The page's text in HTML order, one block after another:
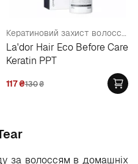
Кератиновий захист волосся під час фарбування
La'dor Hair Eco Before Care
Keratin PPT
117₴130₴
за волоссям в домашніх